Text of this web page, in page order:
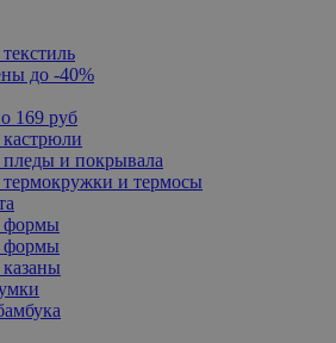
до -40%
169 руб
и покрывала
и термосы
формы
формы